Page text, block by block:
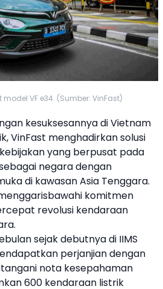
model VF e34. (Sumber: VinFast)
kesuksesannya diVietnam
VinFast menghadirkan solusi
yang berpusat pada
negara dengan
di kawasanAsia Tenggara.
komitmen
revolusi kendaraan
.
sejak debutnya di IIMS
perjanjian dengan
nota kesepahaman
600 kendaraan listrik